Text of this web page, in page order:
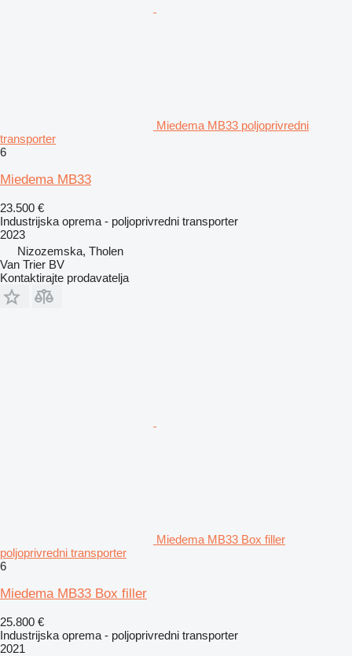
Miedema MB33 poljoprivredni
transporter
6
Miedema MB33
23.500 €
Industrijska oprema - poljoprivredni transporter
2023
Nizozemska, Tholen
Van Trier BV
Kontaktirajte prodavatelja
Miedema MB33 Box filler
poljoprivredni transporter
6
Miedema MB33 Box filler
25.800 €
Industrijska oprema - poljoprivredni transporter
2021